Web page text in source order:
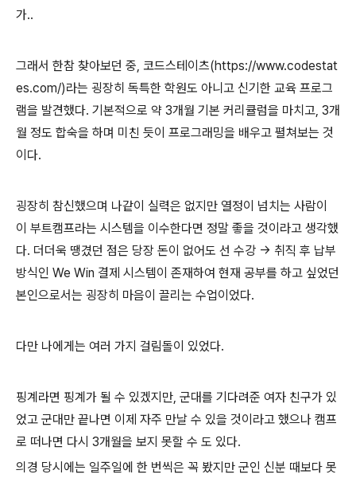
가..
그래서 한참 찾아보던 중, 코드스테이츠(https://www.codestat
es.com/)라는 굉장히 독특한 학원도 아니고 신기한 교육 프로그
램을 발견했다. 기본적으로 약 3개월 기본 커리큘럼을 마치고, 3개
월 정도 합숙을 하며 미친 듯이 프로그래밍을 배우고 펼쳐보는 것
이다.
굉장히 참신했으며 나같이 실력은 없지만 열정이 넘치는 사람이
이 부트캠프라는 시스템을 이수한다면 정말 좋을 것이라고 생각했
다. 더더욱 땡겼던 점은 당장 돈이 없어도 선 수강 -> 취직 후 납부
방식인 We Win 결제 시스템이 존재하여 현재 공부를 하고 싶었던
본인으로서는 굉장히 마음이 끌리는 수업이었다.
다만 나에게는 여러 가지 걸림돌이 있었다.
핑계라면 핑계가 될 수 있겠지만, 군대를 기다려준 여자 친구가 있
었고 군대만 끝나면 이제 자주 만날 수 있을 것이라고 했으나 캠프
로 떠나면 다시 3개월을 보지 못할 수 도 있다.
의경 당시에는 일주일에 한 번씩은 꼭 봤지만 군인 신분 때보다 못